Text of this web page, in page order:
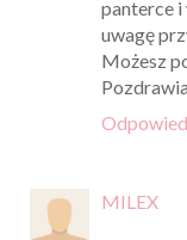
panterce i
uwagę
Możesz
MILEX